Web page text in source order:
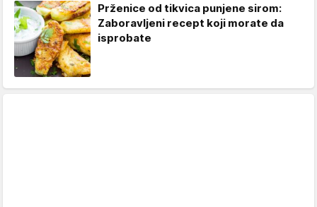
Prženice od tikvica punjene sirom:
Zaboravljeni recept koji morate da
isprobate